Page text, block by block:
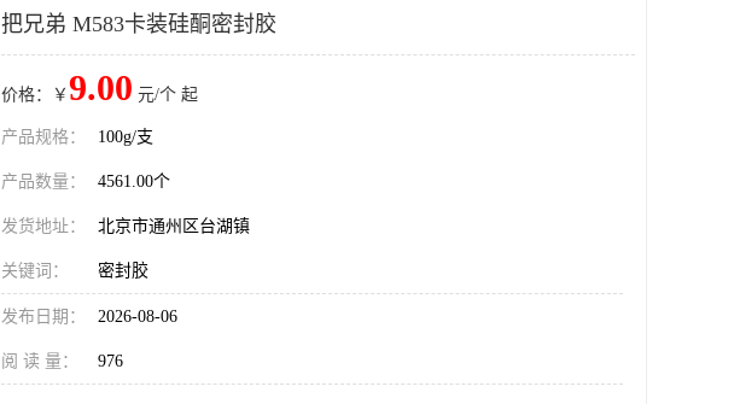
把兄弟 M583卡装硅酮密封胶
价格：￥ 9.00 元/个 起
产品规格： 100g/支
产品数量： 4561.00个
发货地址： 北京市通州区台湖镇
关键词： 密封胶
发布日期： 2026-08-06
阅 读 量： 976